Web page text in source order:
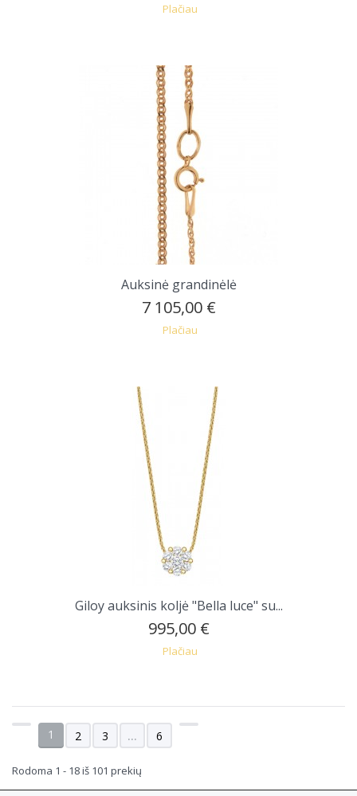
Plačiau
Auksinė grandinėlė
7 105,00 €
Plačiau
Giloy auksinis koljė "Bella luce" su...
995,00 €
Plačiau
1 2 3 ... 6
Rodoma 1 - 18 iš 101 prekių